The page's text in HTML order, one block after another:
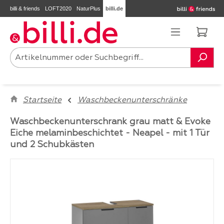
Zum Hauptinhalt springen
billi & friends LOFT2020 NaturPlus billi.de
Startseite Waschbeckenunterschränke
Waschbeckenunterschrank grau matt & Evoke
Eiche melaminbeschichtet - Neapel - mit 1 Tür
und 2 Schubkästen